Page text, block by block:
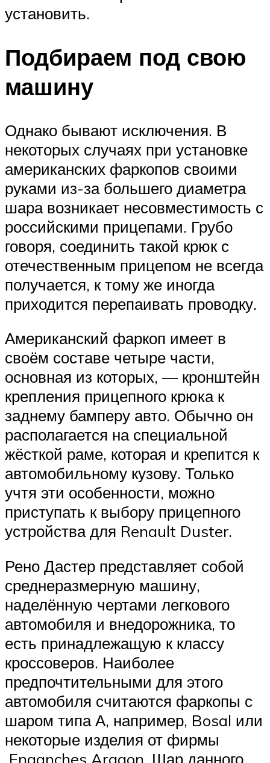
установить.
Подбираем под свою
машину
Однако бывают исключения. В
некоторых случаях при установке
американских фаркопов своими
руками из-за большего диаметра
шара возникает несовместимость с
российскими прицепами. Грубо
говоря, соединить такой крюк с
отечественным прицепом не всегда
получается, к тому же иногда
приходится перепаивать проводку.
Американский фаркоп имеет в
своём составе четыре части,
основная из которых, — кронштейн
крепления прицепного крюка к
заднему бамперу авто. Обычно он
располагается на специальной
жёсткой раме, которая и крепится к
автомобильному кузову. Только
учтя эти особенности, можно
приступать к выбору прицепного
устройства для Renault Duster.
Рено Дастер представляет собой
среднеразмерную машину,
наделённую чертами легкового
автомобиля и внедорожника, то
есть принадлежащую к классу
кроссоверов. Наиболее
предпочтительными для этого
автомобиля считаются фаркопы с
шаром типа А, например, Bosal или
некоторые изделия от фирмы
Enganches Aragon. Шар данного